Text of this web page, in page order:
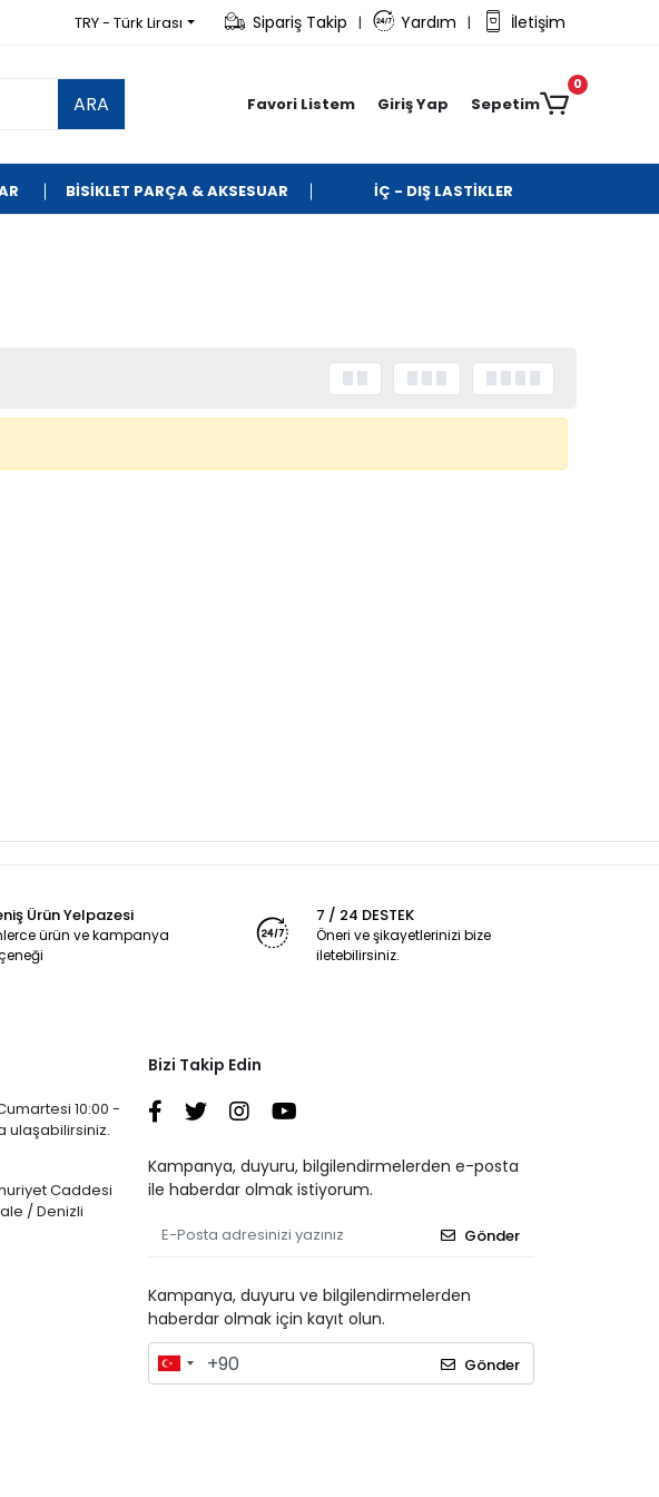
TRY - Türk Lirası Sipariş Takip | Yardım | İletişim
ARA Favori Listem Giriş Yap Sepetim
0
BİSİKLET PARÇA & AKSESUAR İÇ - DIŞ LASTİKLER
Ürün Yelpazesi
ürün ve kampanya
7 / 24 DESTEK
Öneri ve şikayetlerinizi bize
iletebilirsiniz.
10:00 -
ulaşabilirsiniz.
Caddesi
/ Denizli
Bizi Takip Edin
Kampanya, duyuru, bilgilendirmelerden e-posta
ile haberdar olmak istiyorum.
Gönder
Kampanya, duyuru ve bilgilendirmelerden
haberdar olmak için kayıt olun.
Gönder